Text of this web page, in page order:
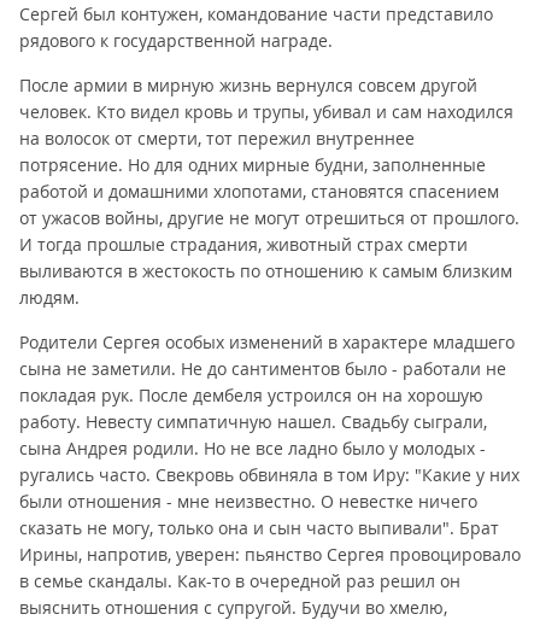
Сергей был контужен, командование части представило
рядового к государственной награде.
После армии в мирную жизнь вернулся совсем другой
человек. Кто видел кровь и трупы, убивал и сам находился
на волосок от смерти, тот пережил внутреннее
потрясение. Но для одних мирные будни, заполненные
работой и домашними хлопотами, становятся спасением
от ужасов войны, другие не могут отрешиться от прошлого.
И тогда прошлые страдания, животный страх смерти
выливаются в жестокость по отношению к самым близким
людям.
Родители Сергея особых изменений в характере младшего
сына не заметили. Не до сантиментов было - работали не
покладая рук. После дембеля устроился он на хорошую
работу. Невесту симпатичную нашел. Свадьбу сыграли,
сына Андрея родили. Но не все ладно было у молодых -
ругались часто. Свекровь обвиняла в том Иру: "Какие у них
были отношения - мне неизвестно. О невестке ничего
сказать не могу, только она и сын часто выпивали". Брат
Ирины, напротив, уверен: пьянство Сергея провоцировало
в семье скандалы. Как-то в очередной раз решил он
выяснить отношения с супругой. Будучи во хмелю,